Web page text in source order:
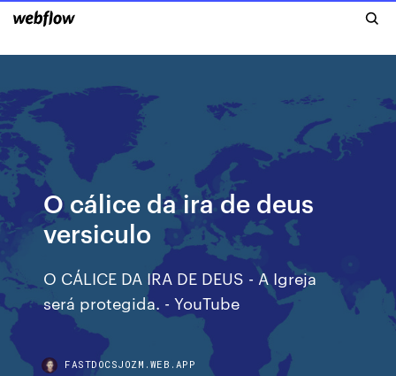
O cálice da ira de deus
versiculo
O CÁLICE DA IRA DE DEUS - A Igreja
será protegida. - YouTube
FASTDOCSJOZM.WEB.APP